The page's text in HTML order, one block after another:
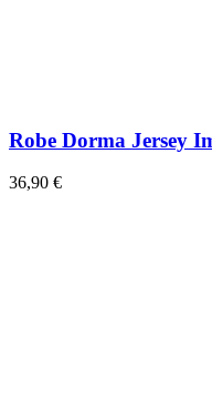
Robe Dorma Jersey
36,90 €